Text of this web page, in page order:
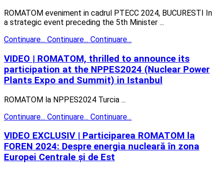
ROMATOM eveniment in cadrul PTECC 2024, BUCURESTI In
a strategic event preceding the 5th Minister ...
Continuare... Continuare... Continuare...
VIDEO | ROMATOM, thrilled to announce its
participation at the NPPES2024 (Nuclear Power
Plants Expo and Summit) in Istanbul
ROMATOM la NPPES2024 Turcia ...
Continuare... Continuare... Continuare...
VIDEO EXCLUSIV | Participarea ROMATOM la
FOREN 2024: Despre energia nucleară în zona
Europei Centrale și de Est